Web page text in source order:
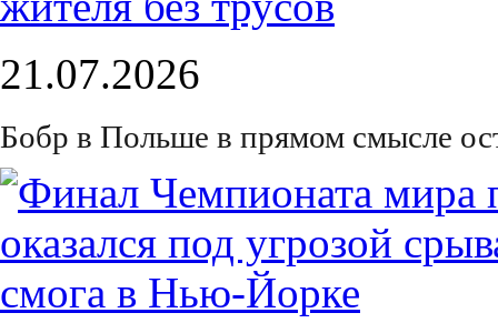
21.07.2026
Бобр в Польше в прямом смысле